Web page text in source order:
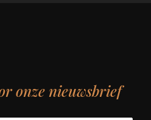
onze nieuwsbrief